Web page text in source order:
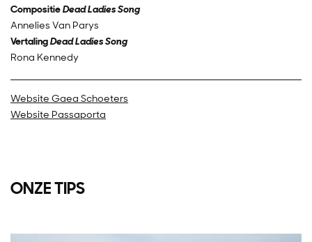
CompositieDead Ladies Song
Annelies Van Parys
VertalingDead Ladies Song
Rona Kennedy
Website Gaea Schoeters
Website Passaporta
ONZE TIPS